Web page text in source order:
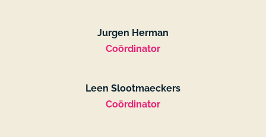
Jurgen Herman
Coördinator
Leen Slootmaeckers
Coördinator